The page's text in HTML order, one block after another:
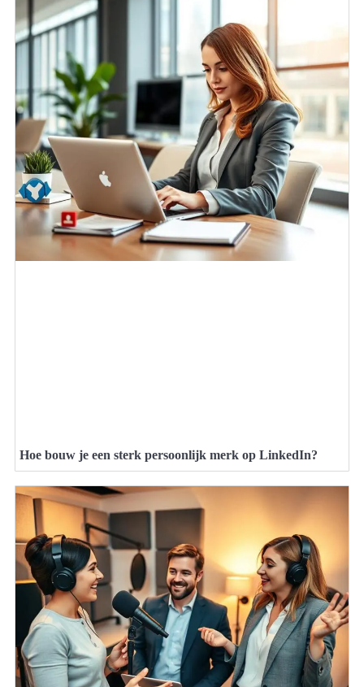
Hoe bouw je een sterk persoonlijk merk op LinkedIn?